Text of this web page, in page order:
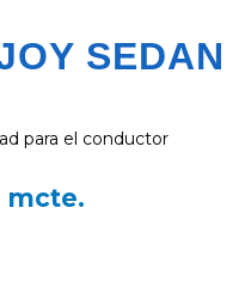
SEDAN
para el conductor
mcte.